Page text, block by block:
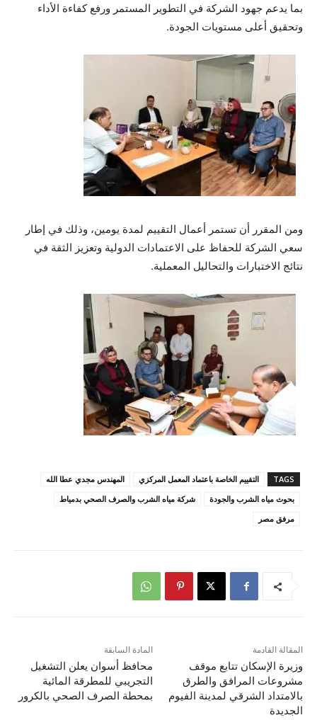
بما يدعم جهود الشركة في التطوير المستمر ورفع كفاءة الأداء
وتحقيق أعلى مستويات الجودة.
ومن المقرر أن تستمر أعمال التقييم لمدة يومين، وذلك في إطار
سعي الشركة للحفاظ على الاعتمادات الدولية وتعزيز الثقة في
نتائج الاختبارات والتحاليل المعملية.
TAGS التقييم الخاصة باعتماد المعمل المركزي
المهندس مجدي عطا الله
بحوث مياه الشرب والجودة
شركة مياه الشرب والصرف الصحي بدمياط
مرفق مصر
المادة السابقة
محافظ أسوان يعلن التشغيل
التجريبي للمطرقة المائية
بمحطة الصرف الصحي بالكرور
المقالة القادمة
وزيرة الإسكان تتابع موقف
مشروعات المرافق والطرق
بالامتداد الشرقي لمدينة الفيوم
الجديدة